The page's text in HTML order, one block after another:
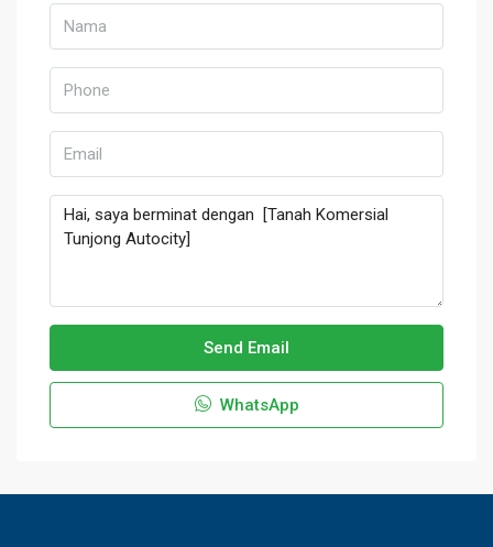
Send Email
WhatsApp